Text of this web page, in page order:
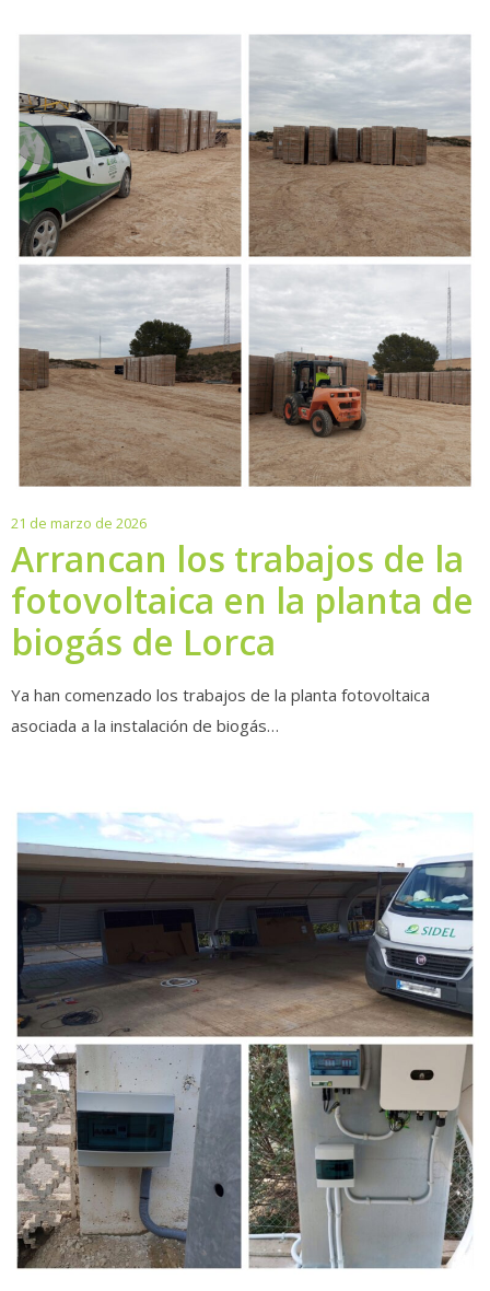
21 de marzo de 202621
marzo
de
2026
Arrancan los trabajos de la
fotovoltaica en la planta de
biogás de Lorca
Ya han comenzado los trabajos de la planta fotovoltaica
asociada a la instalación de biogás…